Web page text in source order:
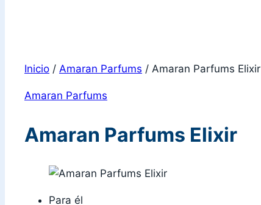
Inicio / Amaran Parfums / Amaran Parfums Elixir
Amaran Parfums
Amaran Parfums Elixir
Para él